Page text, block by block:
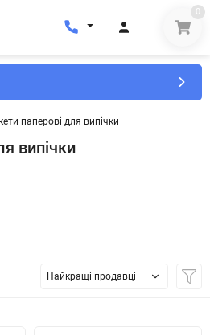
0
паперові для випічки
випічки
Найкращі продавці